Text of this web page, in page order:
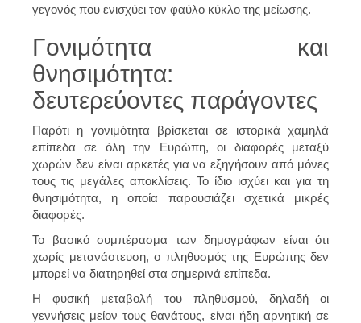
γεγονός που ενισχύει τον φαύλο κύκλο της μείωσης.
Γονιμότητα και
θνησιμότητα:
δευτερεύοντες παράγοντες
Παρότι η γονιμότητα βρίσκεται σε ιστορικά χαμηλά
επίπεδα σε όλη την Ευρώπη, οι διαφορές μεταξύ
χωρών δεν είναι αρκετές για να εξηγήσουν από μόνες
τους τις μεγάλες αποκλίσεις. Το ίδιο ισχύει και για τη
θνησιμότητα, η οποία παρουσιάζει σχετικά μικρές
διαφορές.
Το βασικό συμπέρασμα των δημογράφων είναι ότι
χωρίς μετανάστευση, ο πληθυσμός της Ευρώπης δεν
μπορεί να διατηρηθεί στα σημερινά επίπεδα.
Η φυσική μεταβολή του πληθυσμού, δηλαδή οι
γεννήσεις μείον τους θανάτους, είναι ήδη αρνητική σε